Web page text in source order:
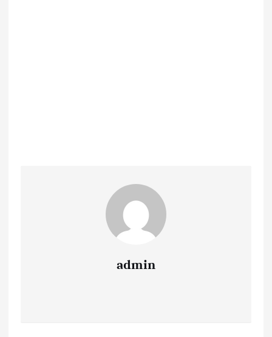
admin